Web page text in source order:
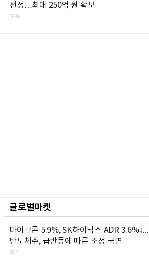
선정…최대 250억 원 확보
교육
글로벌마켓
마이크론 5.9%, SK하이닉스 ADR 3.6%↓...
반도체주, 급반등에 따른 조정 국면
증권